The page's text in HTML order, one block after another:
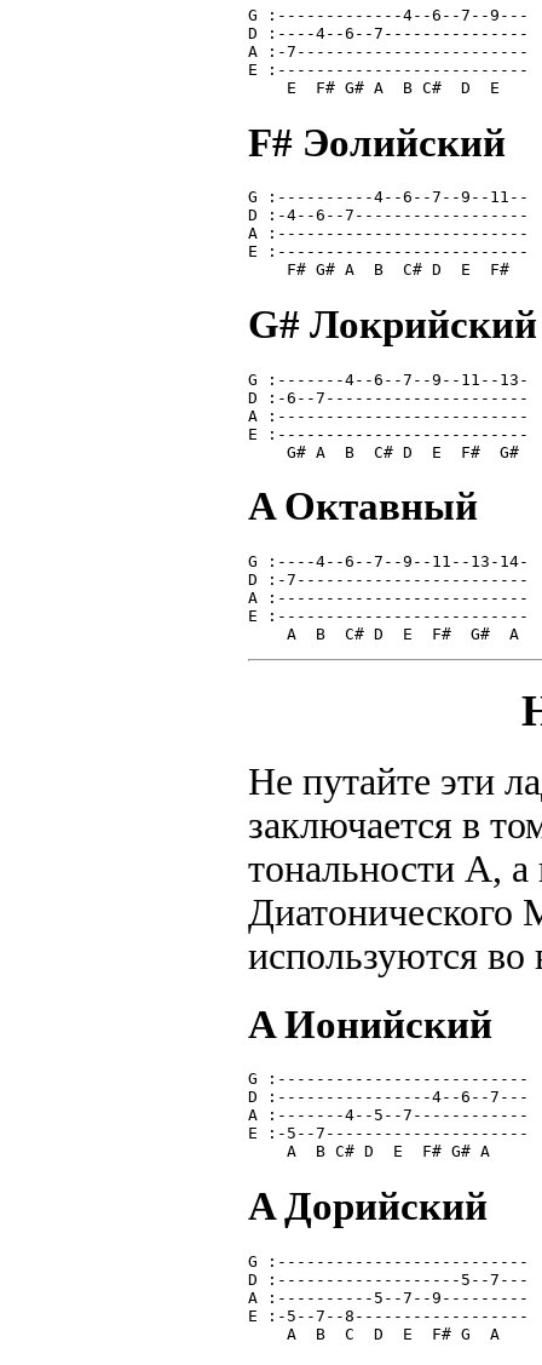
G :-------------4--6--7--9---
D :----4--6--7---------------
A :-7------------------------
E :--------------------------
    E  F# G# A  B C#  D  E
F# Эолийский
G :----------4--6--7--9--11--
D :-4--6--7------------------
A :--------------------------
E :--------------------------
    F# G# A  B  C# D  E  F#
G# Локрийский
G :-------4--6--7--9--11--13-
D :-6--7---------------------
A :--------------------------
E :--------------------------
    G# A  B  C# D  E  F#  G#
A Октавный
G :----4--6--7--9--11--13-14-
D :-7------------------------
A :--------------------------
E :--------------------------
    A  B  C# D  E  F#  G#  A
Не путайте эти
заключается в
тональности A,
используются
A Ионийский
G :--------------------------
D :----------------4--6--7---
A :-------4--5--7------------
E :-5--7---------------------
    A  B C# D  E  F# G# A
A Дорийский
G :--------------------------
D :-------------------5--7---
A :----------5--7--9---------
E :-5--7--8------------------
    A  B  C  D  E  F# G  A